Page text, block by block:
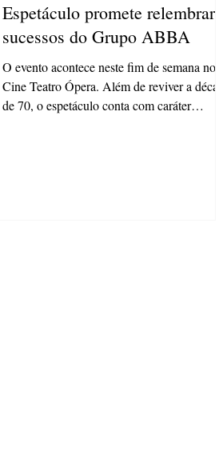
Espetáculo promete relembrar
sucessos do Grupo ABBA
O evento acontece neste fim de semana no
Cine Teatro Ópera. Além de reviver a década
de 70, o espetáculo conta com caráter